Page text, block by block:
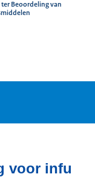
ter Beoordeling van
voor infu